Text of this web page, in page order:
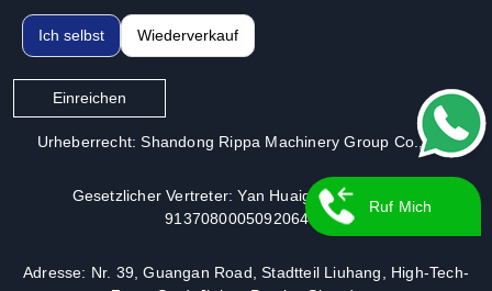
Ich selbst Wiederverkauf
Einreichen
Urheberrecht: Shandong Rippa Machinery Group Co., Ltd.
Gesetzlicher Vertreter: Yan Huaiguo | Lizenz-Nr.:
913708000509206491
Adresse: Nr. 39, Guangan Road, Stadtteil Liuhang, High-Tech-
Ruf Mich
Zurück